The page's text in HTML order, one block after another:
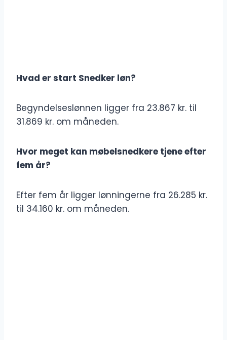
Hvad er start Snedker løn?
Begyndelseslønnen ligger fra 23.867 kr. til
31.869 kr. om måneden.
Hvor meget kan møbelsnedkere tjene efter
fem år?
Efter fem år ligger lønningerne fra 26.285 kr.
til 34.160 kr. om måneden.